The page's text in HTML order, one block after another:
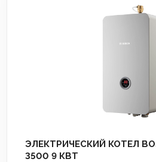
ЭЛЕКТРИЧЕСКИЙ КОТЕЛ
3500 9 КВТ